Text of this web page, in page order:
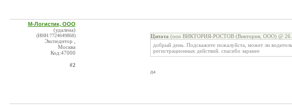
М-Логистик, ООО
(удалена)
(ИНН:7724649868)
Экспедитор ,
Москва
Код:47000
#2
Цитата (ооо ВИКТОРИЯ-РОСТОВ (Виктория, ООО) @
добрый день. Подскажите пожалуйста, может ли
регистрационных действий. спасибо заранее
да